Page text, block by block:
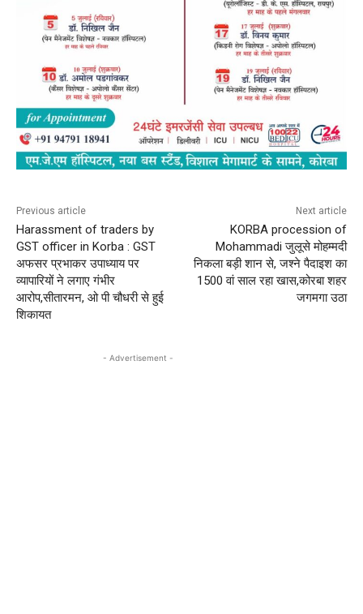
Previous article
Harassment of traders by
GST officer in Korba : GST
अफसर प्रभाकर उपाध्याय पर
व्यापारियों ने लगाए गंभीर
आरोप,सीतारमन, ओ पी चौधरी से हुई
शिकायत
Next article
KORBA procession of
Mohammadi जुलूसे मोहम्मदी
निकला बड़ी शान से, जश्ने पैदाइश का
1500 वां साल रहा खास,कोरबा शहर
जगमगा उठा
- Advertisement -